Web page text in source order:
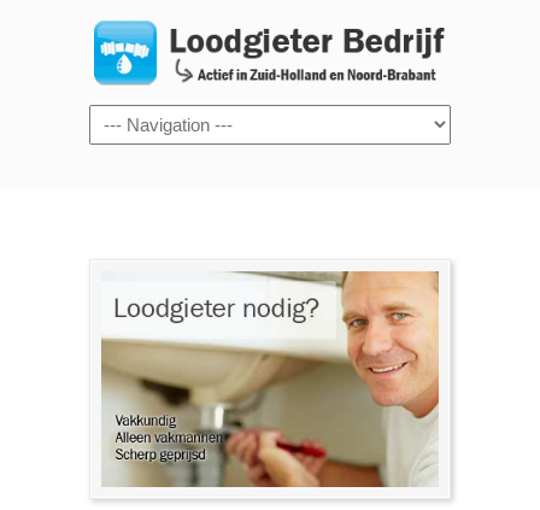
Navigation